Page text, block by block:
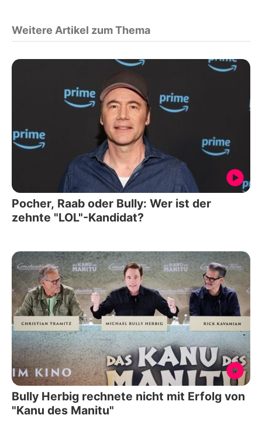
Weitere Artikel zum Thema
Pocher, Raab oder Bully: Wer ist der
zehnte "LOL"-Kandidat?
Bully Herbig rechnete nicht mit Erfolg von
"Kanu des Manitu"